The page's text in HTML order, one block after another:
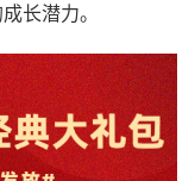
长潜力。